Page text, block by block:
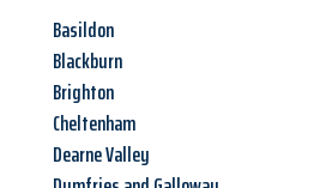
Basildon
Blackburn
Brighton
Cheltenham
Dearne Valley